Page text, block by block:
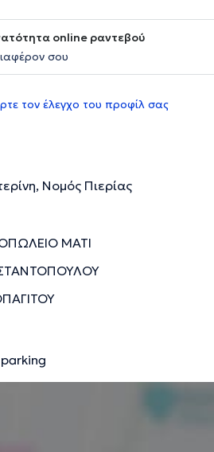
online ραντεβού
σου
τον έλεγχο του προφίλ σας
Νομός Πιερίας
ΜΑΤΙ
parking